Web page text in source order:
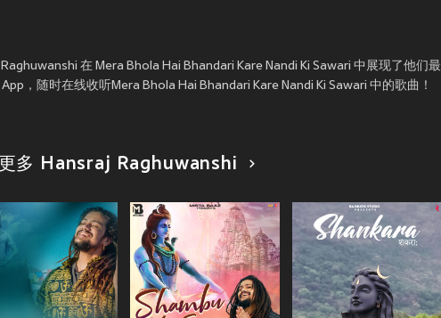
在 Mera Bhola Hai Bhandari Kare Nandi Ki Sawari 中展现了他们最
，随时在线收听Mera Bhola Hai Bhandari Kare Nandi Ki Sawari 中的歌曲！
更多 Hansraj Raghuwanshi